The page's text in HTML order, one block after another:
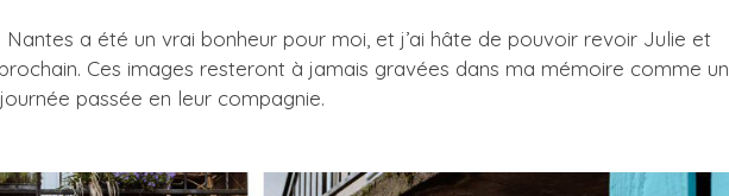
Nantes a été un vrai bonheur pour moi, et j’ai hâte de pouvoir revoir Julie et
Ces images resteront à jamais gravées dans ma mémoire comme un
passée en leur compagnie.